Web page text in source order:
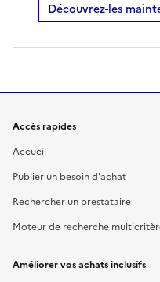
Découvrez-les
Accès rapides
Accueil
Publier un besoin d'achat
Rechercher un prestataire
Moteur de recherche
Améliorer vos achats inclusifs